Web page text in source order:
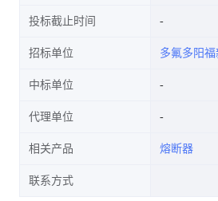
投标截止时间
招标单位 多氟多阳福
中标单位
代理单位
相关产品 熔断器
联系方式